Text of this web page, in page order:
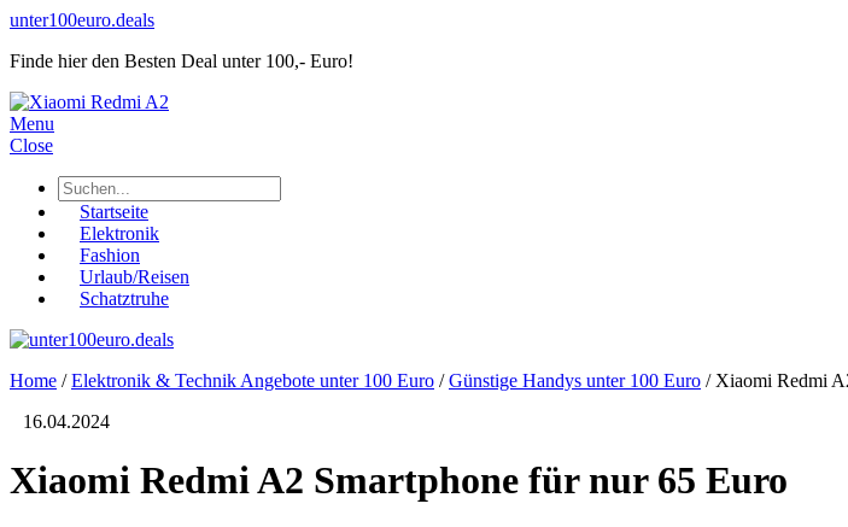
unter100euro.deals
Finde hier den Besten Deal unter 100,- Euro!
Menu
Close
Startseite
Elektronik
Fashion
Urlaub/Reisen
Schatztruhe
Home /Elektronik & Technik Angebote unter 100 Euro /Günstige Handys unter 100 Euro / Xiaomi Redmi
16.04.2024
Xiaomi Redmi A2 Smartphone für nur 65 Euro